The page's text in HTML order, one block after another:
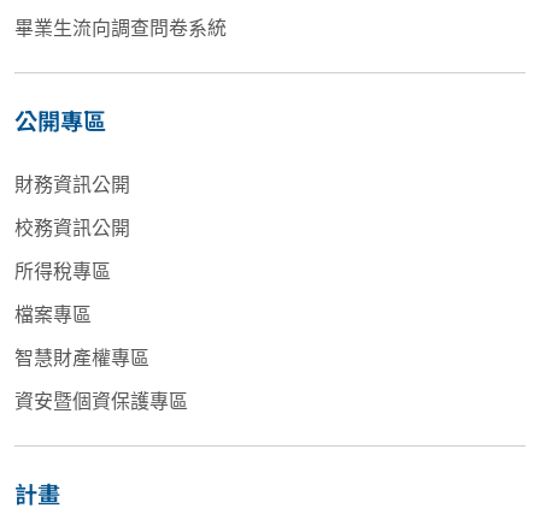
畢業生流向調查問卷系統
公開專區
財務資訊公開
校務資訊公開
所得稅專區
檔案專區
智慧財產權專區
資安暨個資保護專區
計畫